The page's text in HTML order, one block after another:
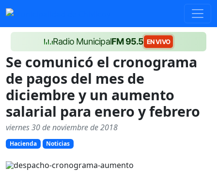
Radio MunicipalFM 95.5 EN VIVO
Se comunicó el cronograma
de pagos del mes de
diciembre y un aumento
salarial para enero y febrero
viernes 30 de noviembre de 2018
Hacienda Noticias